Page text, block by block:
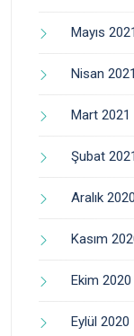
Mayıs 2021
Nisan 2021
Mart 2021
Şubat 2021
Aralık 2020
Kasım
Ekim 2020
Eylül 2020